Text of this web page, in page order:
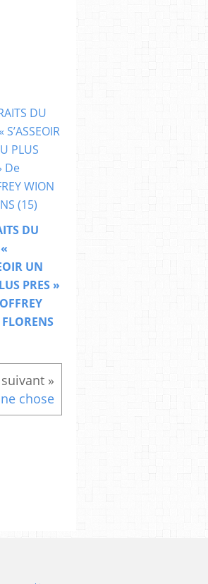
DU
UN
PRES »
chose